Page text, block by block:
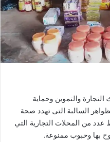
والتموين وحماية
السالبة التي تهدد صحة
من المحلات التجارية التي
بها وحبوب ممنوعة.